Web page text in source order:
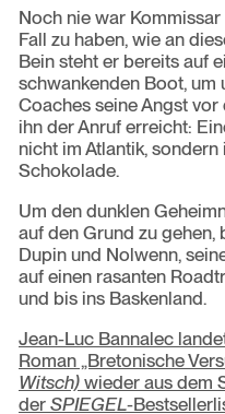
Noch nie war
Fall zu haben, wie an
Bein steht er bereits auf
schwankenden Boot, um
Coaches seine Angst
ihn der Anruf erreicht:
nicht im Atlantik,
Schokolade.
Um den dunklen
auf den Grund zu
Dupin und Nolwenn,
auf einen rasanten
und bis ins Baskenland.
Jean-Luc Bannalec
Roman „Bretonische
Witsch) wieder aus dem
der SPIEGEL-